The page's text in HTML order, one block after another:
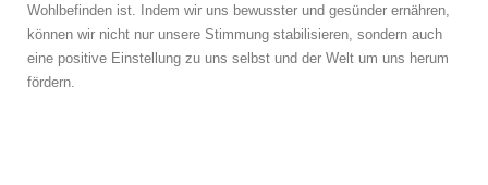
Wohlbefinden ist. Indem wir uns bewusster und gesünder ernähren,
können wir nicht nur unsere Stimmung stabilisieren, sondern auch
eine positive Einstellung zu uns selbst und der Welt um uns herum
fördern.